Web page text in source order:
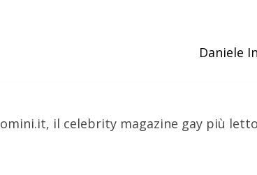
Daniele
il celebrity magazine gay più